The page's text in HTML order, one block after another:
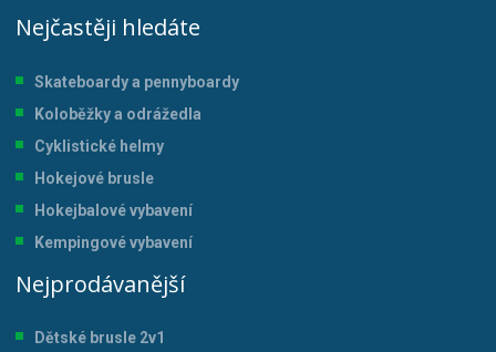
Nejčastěji hledáte
Skateboardy a pennyboardy
Koloběžky a odrážedla
Cyklistické helmy
Hokejové brusle
Hokejbalové vybavení
Kempingové vybavení
Nejprodávanější
Dětské brusle 2v1